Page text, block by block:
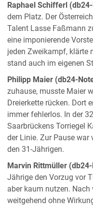
Raphael Schifferl
dem Platz. Der
Talent Lasse Faßmann
eine imponierende
jeden Zweikampf, klärte
stand auch im eigenen
Philipp Maier (db24-
zuhause, musste Maier
Dreierkette rücken. Dort
immer fehlerlos. In der
Saarbrückens Torriegel
der Linie. Zur Pause
den 31-Jährigen.
Marvin Rittmüller
Jährige den Vorzug vor
aber kaum nutzen. Nach
weitgehend ohne